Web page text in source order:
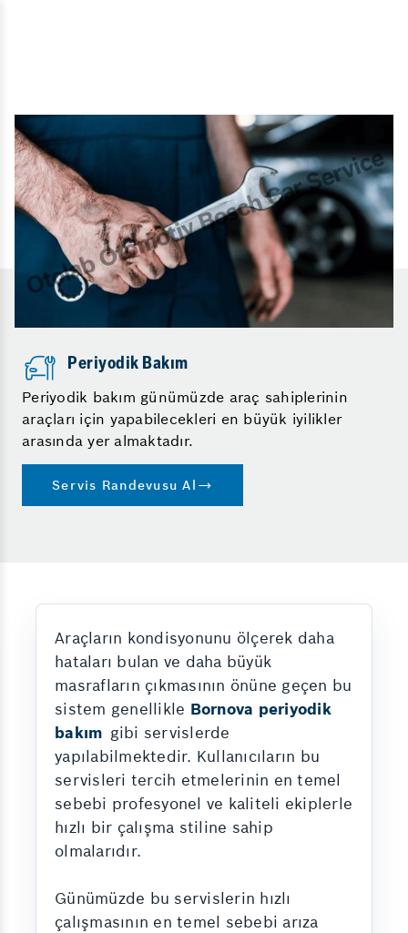
Periyodik Bakım
Periyodik bakım günümüzde araç sahiplerinin
araçları için yapabilecekleri en büyük iyilikler
arasında yer almaktadır.
Servis Randevusu Al
Araçların kondisyonunu ölçerek daha
hataları bulan ve daha büyük
masrafların çıkmasının önüne geçen bu
sistem genellikle Bornova periyodik
bakım gibi servislerde
yapılabilmektedir. Kullanıcıların bu
servisleri tercih etmelerinin en temel
sebebi profesyonel ve kaliteli ekiplerle
hızlı bir çalışma stiline sahip
olmalarıdır.
Günümüzde bu servislerin hızlı
çalışmasının en temel sebebi arıza